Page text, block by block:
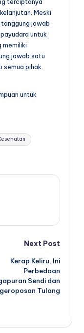
Meski
tanggung jawab
untuk
memiliki
jawab satu
semua pihak.
untuk
Next Post
Kerap Keliru, Ini
Perbedaan
Sendi dan
Tulang